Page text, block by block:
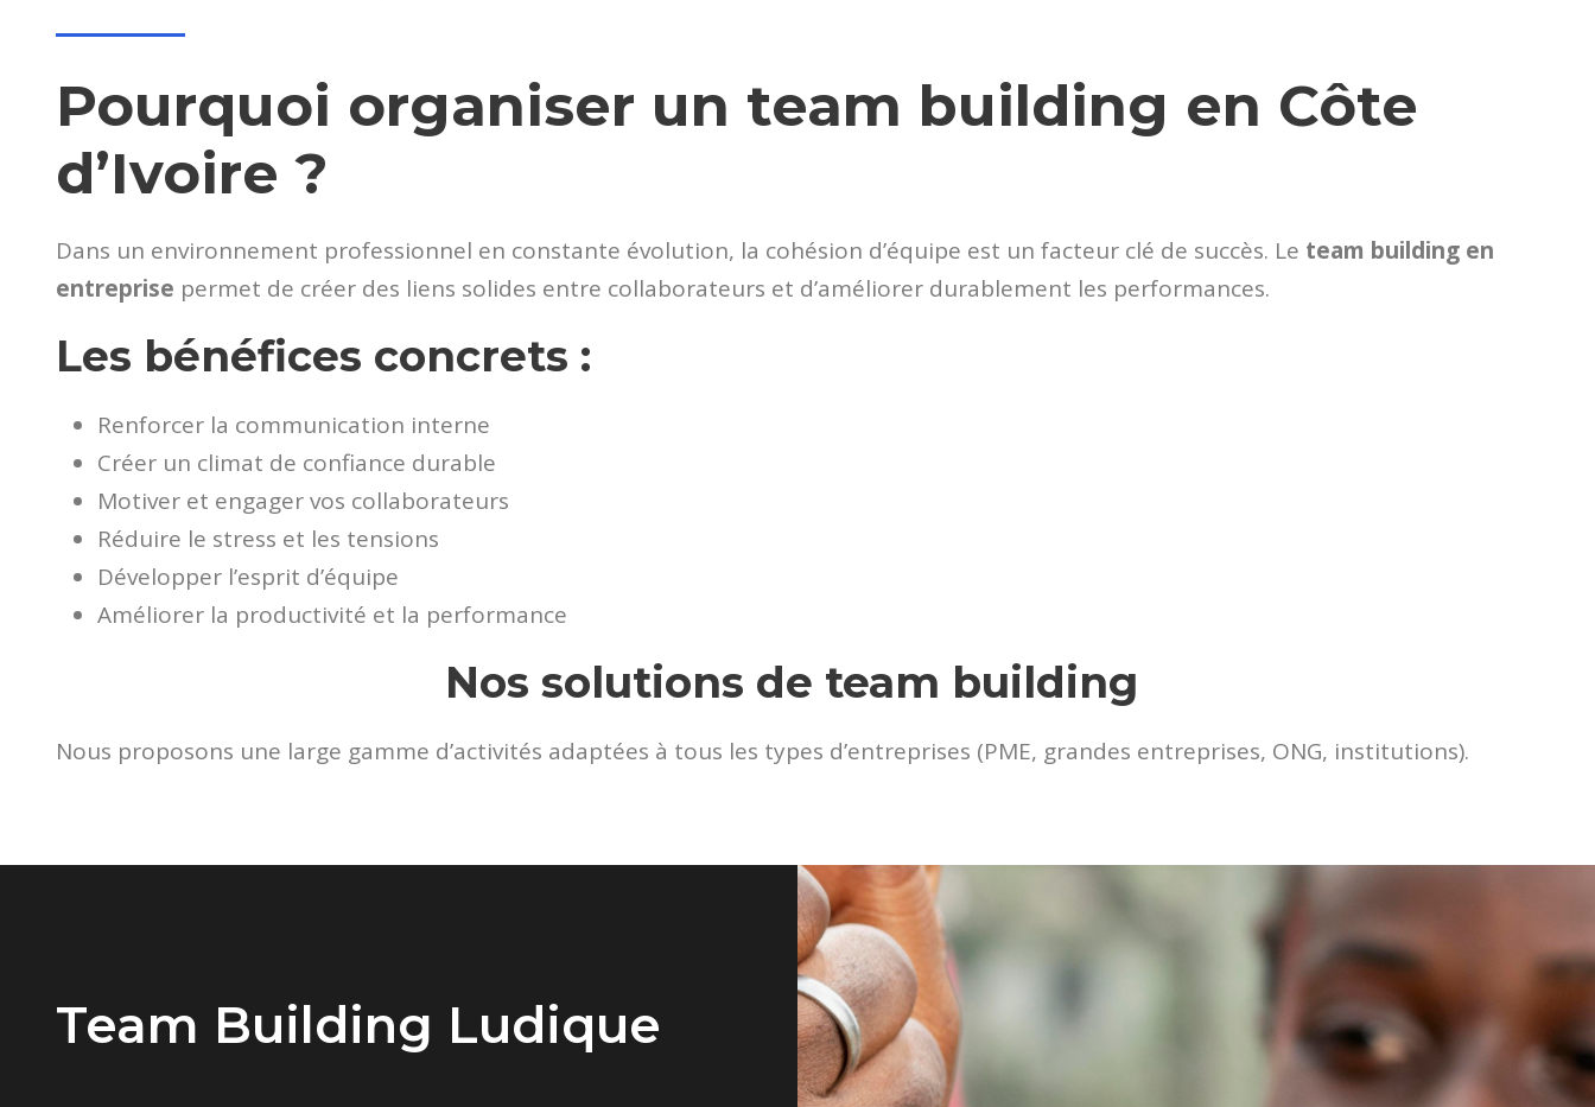
Pourquoi organiser un team building en Côte
d’Ivoire ?
Dans un environnement professionnel en constante évolution, la cohésion d’équipe est un facteur clé de succès. Le team building en
entreprise permet de créer des liens solides entre collaborateurs et d’améliorer durablement les performances.
Les bénéfices concrets :
Renforcer la communication interne
Créer un climat de confiance durable
Motiver et engager vos collaborateurs
Réduire le stress et les tensions
Développer l’esprit d’équipe
Améliorer la productivité et la performance
Nos solutions de team building
Nous proposons une large gamme d’activités adaptées à tous les types d’entreprises (PME, grandes entreprises, ONG, institutions).
Team Building Ludique